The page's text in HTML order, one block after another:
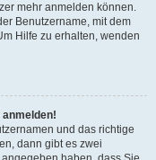
mehr anmelden können.
Benutzername, mit dem
Hilfe zu erhalten, wenden
und das richtige
dann gibt es zwei